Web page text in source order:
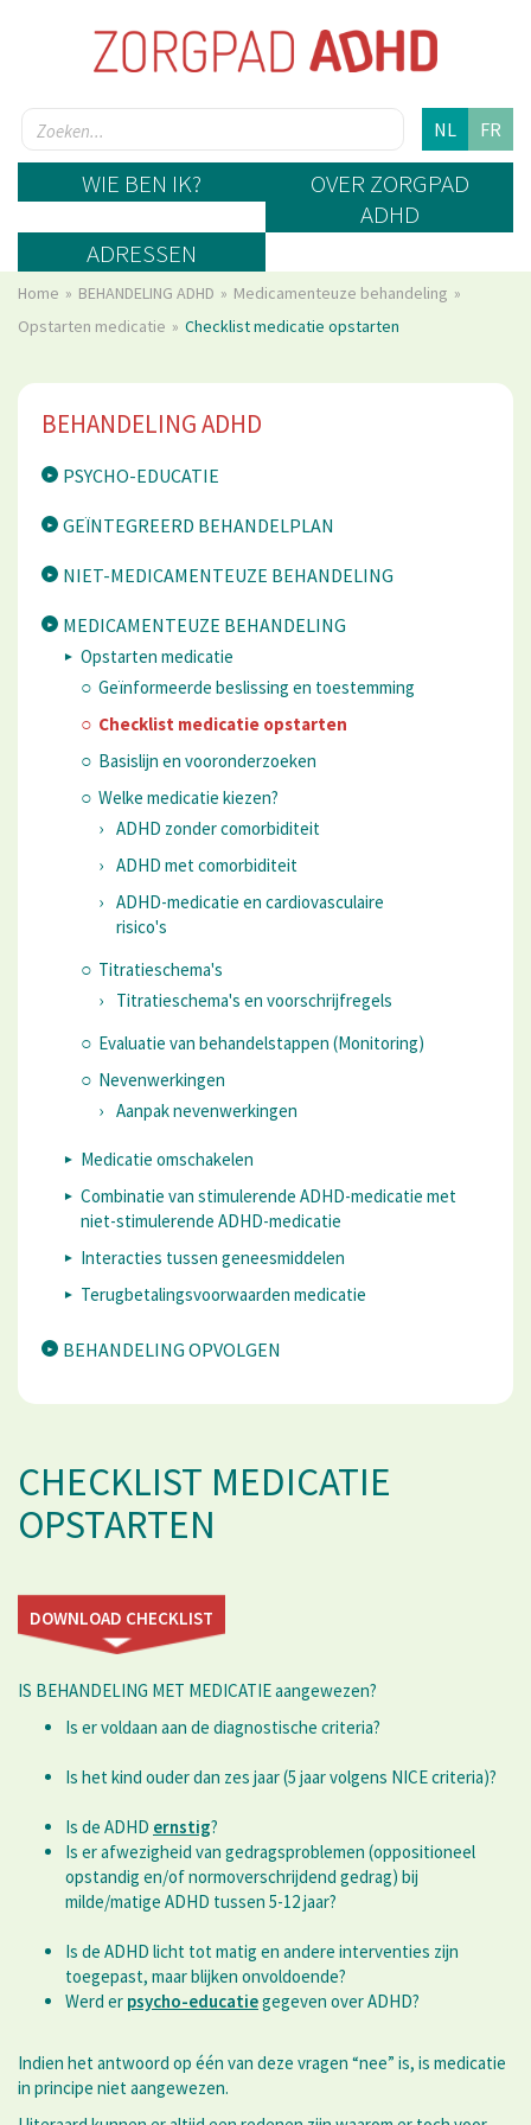
NL FR
WIE BEN IK?
OVER ZORGPAD
ADHD
ADRESSEN
Home BEHANDELING ADHD
Medicamenteuze behandeling
Opstarten medicatie
Checklist medicatie opstarten
BEHANDELING ADHD
PSYCHO-EDUCATIE
GEÏNTEGREERD BEHANDELPLAN
NIET-MEDICAMENTEUZE BEHANDELING
MEDICAMENTEUZE BEHANDELING
Opstarten medicatie
Geïnformeerde beslissing en toestemming
Checklist medicatie opstarten
Basislijn en vooronderzoeken
Welke medicatie kiezen?
ADHD zonder comorbiditeit
ADHD met comorbiditeit
ADHD-medicatie en cardiovasculaire
risico's
Titratieschema's
Titratieschema's en voorschrijfregels
Evaluatie van behandelstappen (Monitoring)
Nevenwerkingen
Aanpak nevenwerkingen
Medicatie omschakelen
​Combinatie van stimulerende ADHD-medicatie met
niet-stimulerende ADHD-medicatie
Interacties tussen geneesmiddelen
Terugbetalingsvoorwaarden medicatie
BEHANDELING OPVOLGEN
CHECKLIST MEDICATIE
OPSTARTEN
DOWNLOAD CHECKLIST
IS BEHANDELING MET MEDICATIE aangewezen?
Is er voldaan aan de diagnostische criteria?
Is het kind ouder dan zes jaar (5 jaar volgens NICE criteria)?
Is de ADHD ernstig?
Is er afwezigheid van gedragsproblemen (oppositioneel
opstandig en/of normoverschrijdend gedrag) bij
milde/matige ADHD tussen 5-12 jaar?
Is de ADHD licht tot matig en andere interventies zijn
toegepast, maar blijken onvoldoende?
Werd er psycho-educatiegegeven over ADHD?
Indien het antwoord op één van deze vragen “nee” is, is medicatie
in principe niet aangewezen.